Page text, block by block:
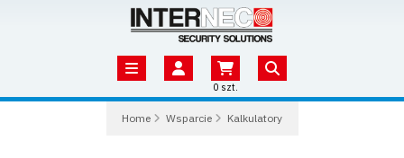
0 szt.
Home Wsparcie Kalkulatory